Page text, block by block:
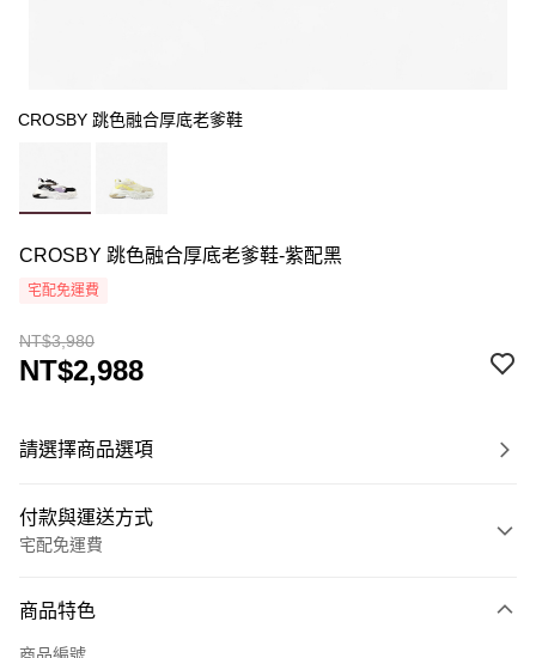
CROSBY 跳色融合厚底老爹鞋
CROSBY 跳色融合厚底老爹鞋-紫配黑
宅配免運費
NT$3,980
NT$2,988
請選擇商品選項
付款與運送方式
宅配免運費
信用卡一次付款
商品特色